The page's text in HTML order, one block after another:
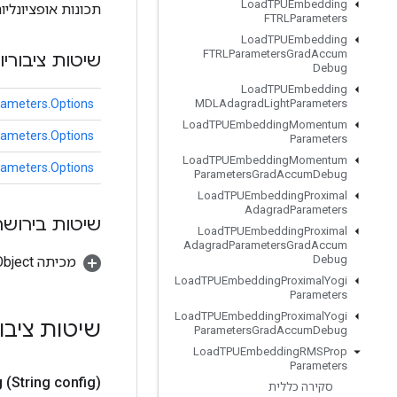
LoadTPUEmbedding
FTRLParameters
LoadTPUEmbedding
FTRLParametersGradAccum
Debug
LoadTPUEmbedding
MDLAdagradLightParameters
LoadTPUEmbeddingMomentum
Parameters
LoadTPUEmbeddingMomentum
ParametersGradAccumDebug
LoadTPUEmbeddingProximal
AdagradParameters
LoadTPUEmbeddingProximal
AdagradParametersGradAccum
Debug
LoadTPUEmbeddingProximal Yogi
Parameters
LoadTPUEmbeddingProximal Yogi
ParametersGradAccumDebug
LoadTPUEmbeddingRMSProp
Parameters
סקירה כללית
תכונות
שיטות
שיטות
מכיתה java.lang.Object
שיטות
(String config)